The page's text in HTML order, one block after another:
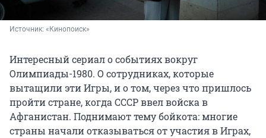
Источник: «Кинопоиск»
Интересный сериал о событиях вокруг
Олимпиады-1980. О сотрудниках, которые
вытащили эти Игры, и о том, через что пришлось
пройти стране, когда СССР ввел войска в
Афганистан. Поднимают тему бойкота: многие
страны начали отказываться от участия в Играх,